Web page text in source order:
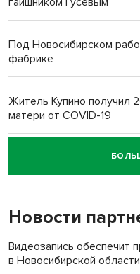
Под Новосибирском
фабрике
Житель Купино получил
матери от COVID-19
Новосибирский суд
пенсионерки на вокзале
Новости
Видеозапись обеспечит
в Новосибирской области